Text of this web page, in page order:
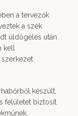
a tervezők
a szék
üldögélés után
készült,
felületet biztosít